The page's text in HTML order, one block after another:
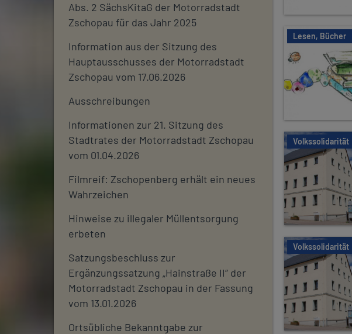
Abs. 2 SächsKitaG der Motorradstadt
Zschopau für das Jahr 2025
Information aus der Sitzung des
Hauptausschusses der Motorradstadt
Zschopau vom 17.06.2026
Ausschreibungen
Informationen zur 21. Sitzung des
Stadtrates der Motorradstadt Zschopau
vom 01.04.2026
Filmreif: Zschopenberg erhält ein neues
Wahrzeichen
Hinweise zu illegaler Müllentsorgung
erbeten
Satzungsbeschluss zur
Ergänzungssatzung „Hainstraße II“ der
Motorradstadt Zschopau in der Fassung
vom 13.01.2026
Ortsübliche Bekanntgabe zur
Lesen, Bücher
Volkssolidarität
Volkssolidarität